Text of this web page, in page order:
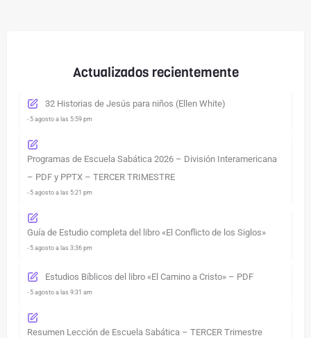
Actualizados recientemente
32 Historias de Jesús para niños (Ellen White)
- 5 agosto a las 5:59 pm
Programas de Escuela Sabática 2026 – División Interamericana
– PDF y PPTX – TERCER TRIMESTRE
- 5 agosto a las 5:21 pm
Guía de Estudio completa del libro «El Conflicto de los Siglos»
- 5 agosto a las 3:36 pm
Estudios Bíblicos del libro «El Camino a Cristo» – PDF
- 5 agosto a las 9:31 am
Resumen Lección de Escuela Sabática – TERCER Trimestre